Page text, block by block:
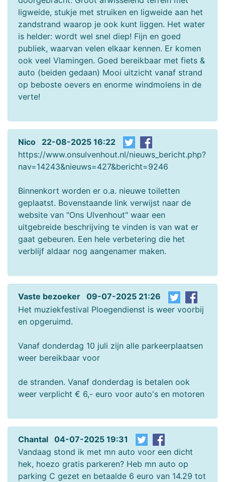
ligweide, stukje met struiken en ligweide aan het
zandstrand waarop je ook kunt liggen. Het water
is helder: wordt wel snel diep! Fijn en goed
publiek, waarvan velen elkaar kennen. Er komen
ook veel Vlamingen. Goed bereikbaar met fiets &
auto (beiden gedaan) Mooi uitzicht vanaf strand
op beboste oevers en enorme windmolens in de
verte!
Nico 22-08-2025 16:22
https://www.onsulvenhout.nl/nieuws_bericht.php?
nav=14243&nieuws=427&bericht=9246
Binnenkort worden er o.a. nieuwe toiletten
geplaatst. Bovenstaande link verwijst naar de
website van "Ons Ulvenhout" waar een
uitgebreide beschrijving te vinden is van wat er
gaat gebeuren. Een hele verbetering die het
verblijf aldaar nog aangenamer maken.
Vaste bezoeker 09-07-2025 21:26
Het muziekfestival Ploegendienst is weer voorbij
en opgeruimd.
Vanaf donderdag 10 juli zijn alle parkeerplaatsen
weer bereikbaar voor
de stranden. Vanaf donderdag is betalen ook
weer verplicht € 6,- euro voor auto's en motoren
Chantal 04-07-2025 19:31
Vandaag stond ik met mn auto voor een dicht
hek, hoezo gratis parkeren? Heb mn auto op
parking C gezet en betaalde 6 euro van 14.29 tot